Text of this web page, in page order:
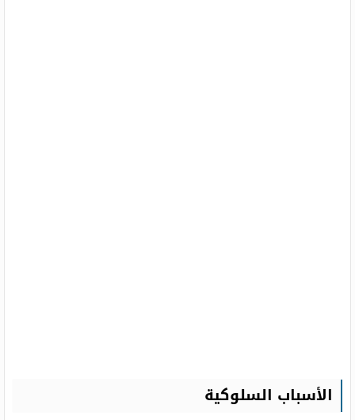
الأسباب السلوكية